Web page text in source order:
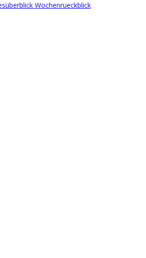
Wochenrueckblick